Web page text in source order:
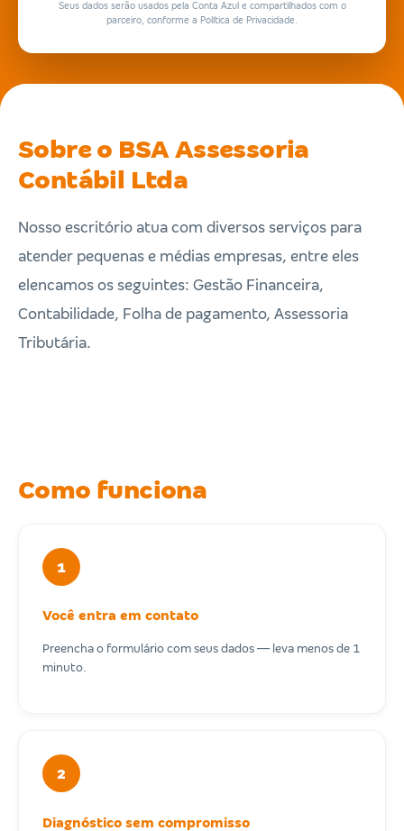
Seus dados serão usados pela Conta Azul e compartilhados com o
parceiro, conforme a Política de Privacidade.
Sobre o BSA Assessoria
Contábil Ltda
Nosso escritório atua com diversos serviços para
atender pequenas e médias empresas, entre eles
elencamos os seguintes: Gestão Financeira,
Contabilidade, Folha de pagamento, Assessoria
Tributária.
Como funciona
1
Você entra em contato
Preencha o formulário com seus dados — leva menos de 1
minuto.
2
Diagnóstico sem compromisso